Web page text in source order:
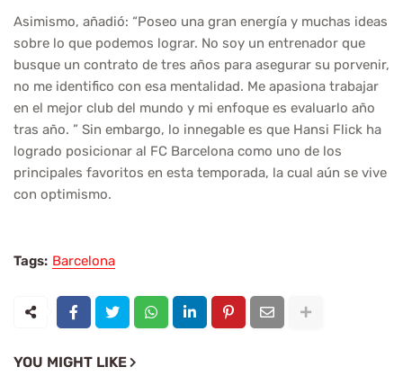
Asimismo, añadió: “Poseo una gran energía y muchas ideas
sobre lo que podemos lograr. No soy un entrenador que
busque un contrato de tres años para asegurar su porvenir,
no me identifico con esa mentalidad. Me apasiona trabajar
en el mejor club del mundo y mi enfoque es evaluarlo año
tras año. ” Sin embargo, lo innegable es que Hansi Flick ha
logrado posicionar al FC Barcelona como uno de los
principales favoritos en esta temporada, la cual aún se vive
con optimismo.
Tags: Barcelona
YOU MIGHT LIKE